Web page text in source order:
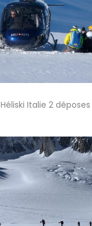
Héliski Italie 2 déposes